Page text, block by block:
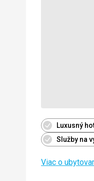
Luxusný
Služby na
Viac o